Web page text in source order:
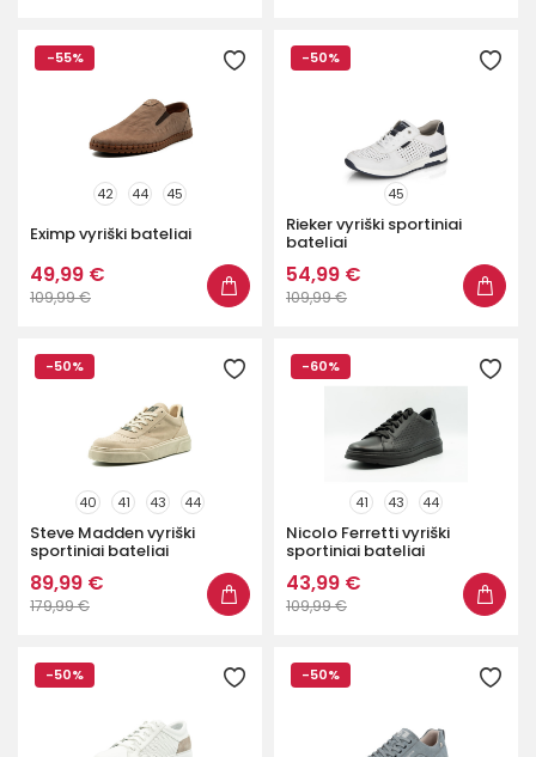
-55%
42 44 45
Eximp vyriški bateliai
49,99 €
109,99 €
-50%
45
Rieker vyriški sportiniai
bateliai
54,99 €
109,99 €
-50%
40 41 43 44
Steve Madden vyriški
sportiniai bateliai
89,99 €
179,99 €
-60%
41 43 44
Nicolo Ferretti vyriški
sportiniai bateliai
43,99 €
109,99 €
-50% -50%